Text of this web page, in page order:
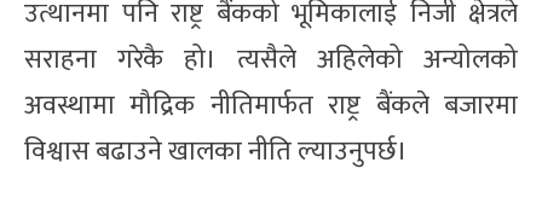
उत्थानमा पनि राष्ट्र बैंकको भूमिकालाई निजी क्षेत्रले
सराहना गरेकै हो। त्यसैले अहिलेको अन्योलको
अवस्थामा मौद्रिक नीतिमार्फत राष्ट्र बैंकले बजारमा
विश्वास बढाउने खालका नीति ल्याउनुपर्छ।